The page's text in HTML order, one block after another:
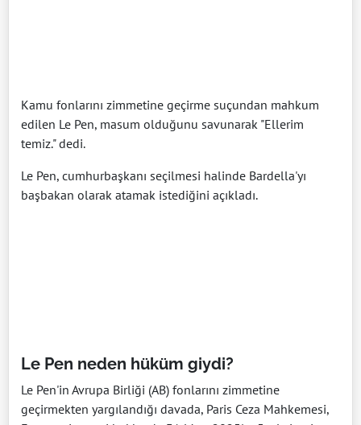
Kamu fonlarını zimmetine geçirme suçundan mahkum
edilen Le Pen, masum olduğunu savunarak "Ellerim
temiz." dedi.
Le Pen, cumhurbaşkanı seçilmesi halinde Bardella'yı
başbakan olarak atamak istediğini açıkladı.
Le Pen neden hüküm giydi?
Le Pen'in Avrupa Birliği (AB) fonlarını zimmetine
geçirmekten yargılandığı davada, Paris Ceza Mahkemesi,